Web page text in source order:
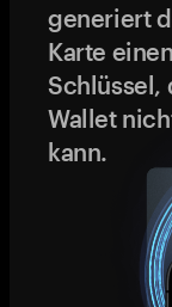
generiert
Karte
Schlüssel,
Wallet
kann.